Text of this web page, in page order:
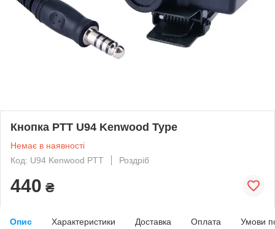
Кнопка PTT U94 Kenwood Type
Немає в наявності
Код: U94 Kenwood PTT
Роздріб
440 ₴
Опис Характеристики Доставка Оплата Умови